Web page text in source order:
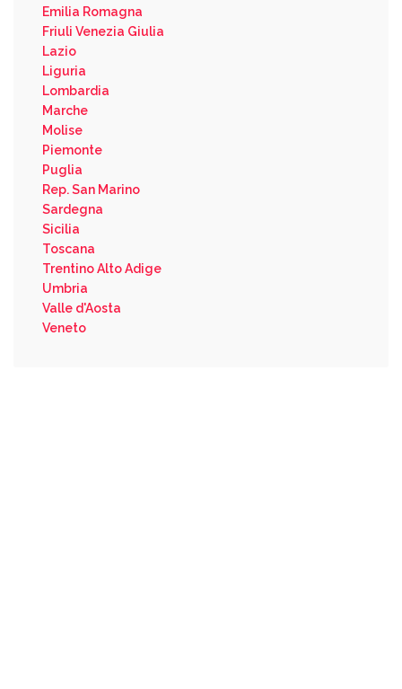
Emilia Romagna
Friuli Venezia Giulia
Lazio
Liguria
Lombardia
Marche
Molise
Piemonte
Puglia
Rep. San Marino
Sardegna
Sicilia
Toscana
Trentino Alto Adige
Umbria
Valle d'Aosta
Veneto